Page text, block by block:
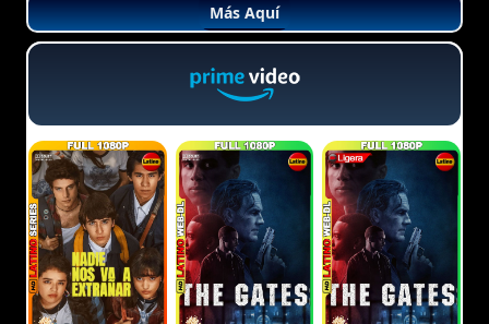
Más Aquí